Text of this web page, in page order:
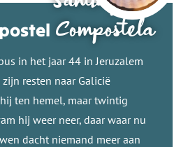
Compostela
in het jaar 44 in Jeruzalem
resten naar Galicië
ten hemel, maar twintig
hij weer neer, daar waar nu
dacht niemand meer aan